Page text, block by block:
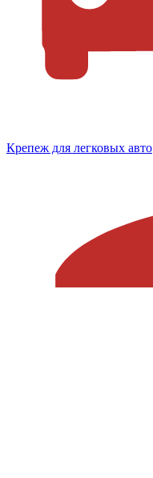
Крепеж для легковых авто